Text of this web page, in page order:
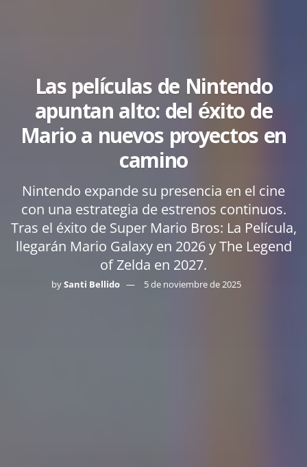
Las películas de Nintendo
apuntan alto: del éxito de
Mario a nuevos proyectos en
camino
Nintendo expande su presencia en el cine
con una estrategia de estrenos continuos.
Tras el éxito de Super Mario Bros: La Película,
llegarán Mario Galaxy en 2026 y The Legend
of Zelda en 2027.
bySanti Bellido 5 de noviembre de 2025